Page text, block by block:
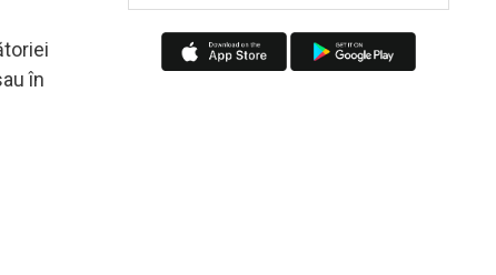
în